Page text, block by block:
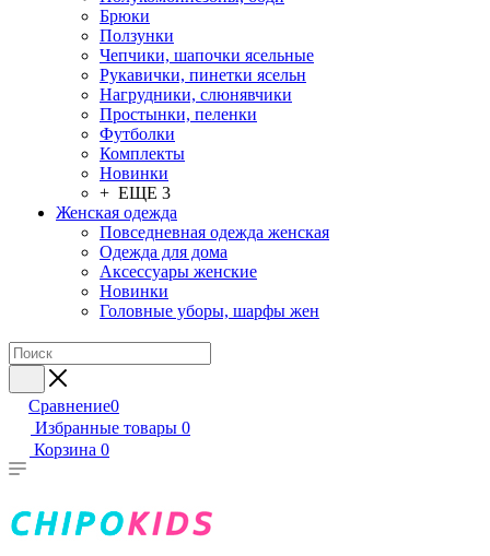
Брюки
Ползунки
Чепчики, шапочки ясельные
Рукавички, пинетки ясельн
Нагрудники, слюнявчики
Простынки, пеленки
Футболки
Комплекты
Новинки
+ ЕЩЕ 3
Женская одежда
Повседневная одежда женская
Одежда для дома
Аксессуары женские
Новинки
Головные уборы, шарфы жен
Сравнение0
Избранные товары 0
Корзина 0